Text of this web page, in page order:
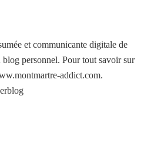
et communicante digitale de
personnel. Pour tout savoir sur
addict.com.